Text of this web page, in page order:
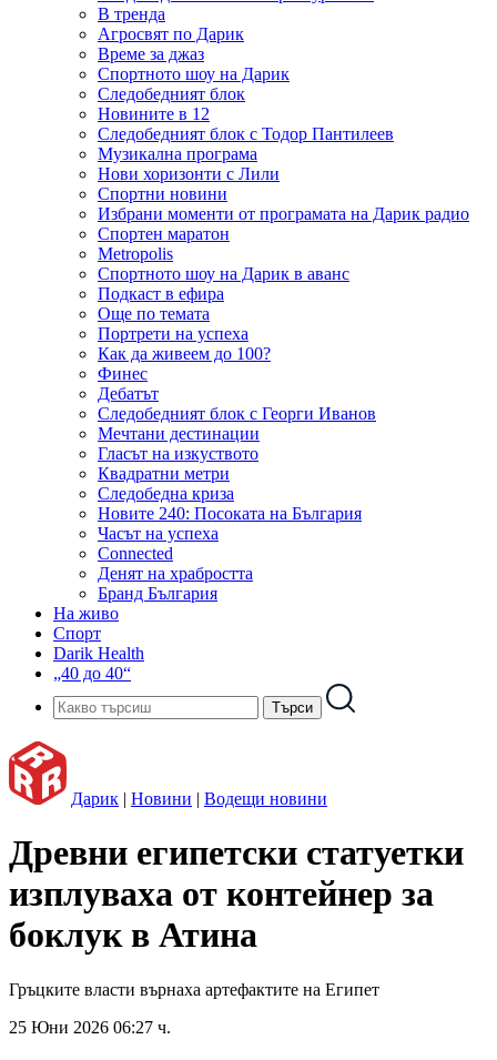
В тренда
Агросвят по Дарик
Време за джаз
Спортното шоу на Дарик
Следобедният блок
Новините в 12
Следобедният блок с Тодор Пантилеев
Музикална програма
Нови хоризонти с Лили
Спортни новини
Избрани моменти от програмата на Дарик радио
Спортен маратон
Metropolis
Спортното шоу на Дарик в аванс
Подкаст в ефира
Още по темата
Портрети на успеха
Как да живеем до 100?
Финес
Дебатът
Следобедният блок с Георги Иванов
Мечтани дестинации
Гласът на изкуството
Квадратни метри
Следобедна криза
Новите 240: Посоката на България
Часът на успеха
Connected
Денят на храбростта
Бранд България
На живо
Спорт
Darik Health
„40 до 40“
Дарик | Новини | Водещи новини
Древни египетски статуетки
изплуваха от контейнер за
боклук в Атина
Гръцките власти върнаха артефактите на Египет
25 Юни 2026 06:27 ч.